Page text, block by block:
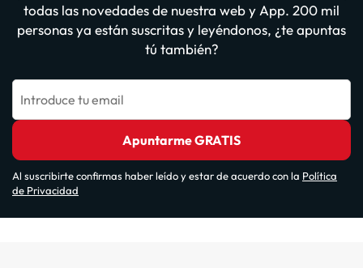
todas las novedades de nuestra web y App. 200 mil
personas ya están suscritas y leyéndonos, ¿te apuntas
tú también?
Introduce tu email
Apuntarme GRATIS
Al suscribirte confirmas haber leído y estar de acuerdo con la Política
de Privacidad